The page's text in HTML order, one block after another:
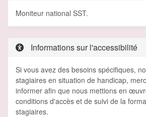
Moniteur national SST.
Informations sur l'accessibilité
Si vous avez des besoins spécifiques,
stagiaires en situation de handicap,
informer afin que nous mettions en
conditions d'accès et de suivi de la
stagiaires.